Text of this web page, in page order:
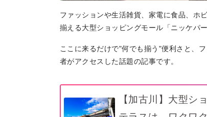
ファッションや生活雑貨、家電に食品、ホ
揃える大型ショッピングモール「ニッケパー
ここに来るだけで"何でも揃う"便利さと、
者がアクセスした話題の記事です。
【加古川】大型シ